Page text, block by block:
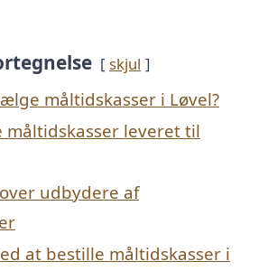
skjul
måltidskasser i Løvel?
måltidskasser leveret til
udbydere af
at bestille måltidskasser i